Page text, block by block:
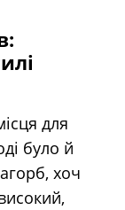
для
було й
хоч